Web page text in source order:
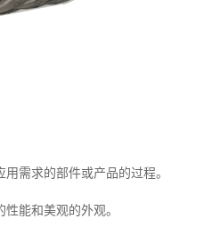
需求的部件或产品的过程。
能和美观的外观。